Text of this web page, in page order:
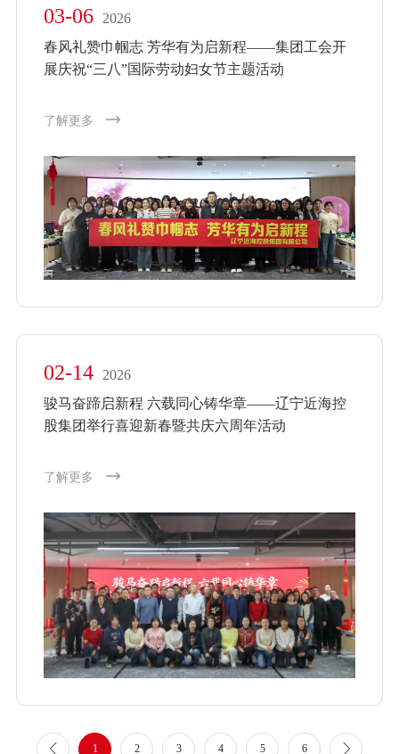
03-06
2026
春风礼赞巾帼志 芳华有为启新程——集团工会开
展庆祝“三八”国际劳动妇女节主题活动
了解更多
02-14 2026
骏马奋蹄启新程 六载同心铸华章——辽宁近海控
股集团举行喜迎新春暨共庆六周年活动
了解更多
1 2 3 4 5 6